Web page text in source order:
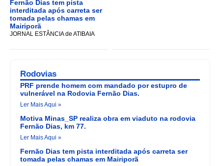
Fernão Dias tem pista
interditada após carreta ser
tomada pelas chamas em
Mairiporã
JORNAL ESTÂNCIA de ATIBAIA
Rodovias
PRF prende homem com mandado por estupro de
vulnerável na Rodovia Fernão Dias.
Ler Mais Aqui »
Motiva Minas_SP realiza obra em viaduto na rodovia
Fernão Dias, km 77.
Ler Mais Aqui »
Fernão Dias tem pista interditada após carreta ser
tomada pelas chamas em Mairiporã